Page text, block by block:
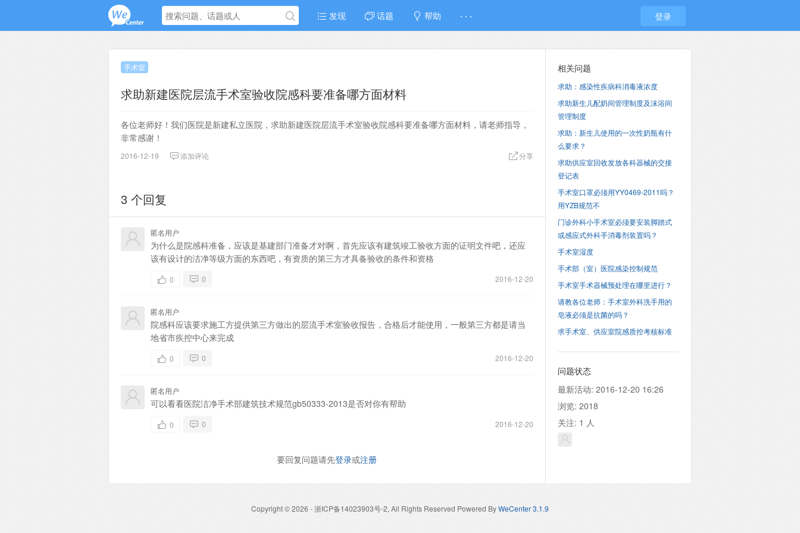
发现 话题 帮助 · · · 登录
手术室
求助新建医院层流手术室验收院感科要准备哪方面材料
各位老师好！我们医院是新建私立医院，求助新建医院层流手术室验收院感科要准备哪方面材料，请老师指导，
非常感谢！
2016-12-19 添加评论 分享
3 个回复
匿名用户
为什么是院感科准备，应该是基建部门准备才对啊，首先应该有建筑竣工验收方面的证明文件吧，还应
该有设计的洁净等级方面的东西吧，有资质的第三方才具备验收的条件和资格
2016-12-20
0 0
匿名用户
院感科应该要求施工方提供第三方做出的层流手术室验收报告，合格后才能使用，一般第三方都是请当
地省市疾控中心来完成
2016-12-20
0 0
匿名用户
可以看看医院洁净手术部建筑技术规范gb50333-2013是否对你有帮助
2016-12-20
0 0
要回复问题请先登录或注册
相关问题
求助：感染性疾病科消毒液浓度
求助新生儿配奶间管理制度及沫浴间
管理制度
求助：新生儿使用的一次性奶瓶有什
么要求？
求助供应室回收发放各科器械的交接
登记表
手术室口罩必须用YY0469-2011吗？
用YZB规范不
门诊外科小手术室必须要安装脚踏式
或感应式外科手消毒剂装置吗？
手术室湿度
手术部（室）医院感染控制规范
手术室手术器械预处理在哪里进行？
请教各位老师：手术室外科洗手用的
皂液必须是抗菌的吗？
求手术室、供应室院感质控考核标准
问题状态
最新活动: 2016-12-20 16:26
浏览: 2018
关注: 1 人
Copyright © 2026 - 浙ICP备14023903号-2, All Rights Reserved Powered ByWeCenter 3.1.9